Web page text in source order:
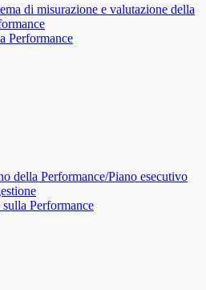
di misurazione e valutazione della
Performance
della Performance/Piano esecutivo
Performance